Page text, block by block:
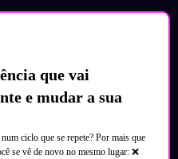
que vai
e mudar a sua
ciclo que se repete? Por mais que
se vê de novo no mesmo lugar: ❌